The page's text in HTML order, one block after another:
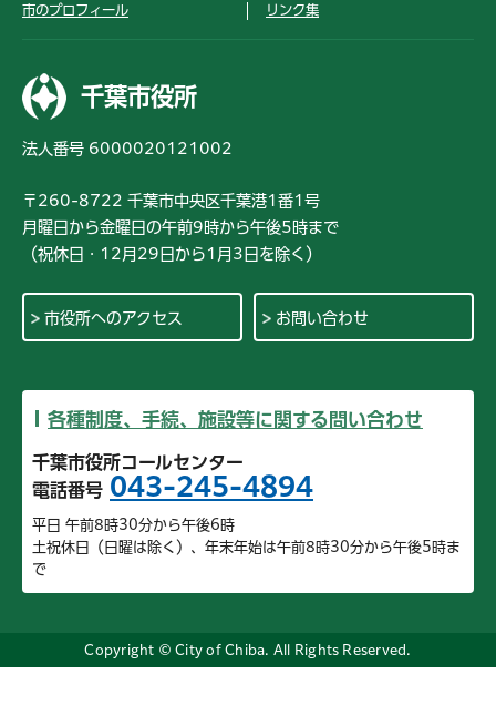
市のプロフィール リンク集
千葉市役所
法人番号 6000020121002
〒260-8722 千葉市中央区千葉港1番1号
月曜日から金曜日の午前9時から午後5時まで
（祝休日・12月29日から1月3日を除く）
市役所へのアクセス お問い合わせ
各種制度、手続、施設等に関する問い合わせ
千葉市役所コールセンター
電話番号 043-245-4894
平日 午前8時30分から午後6時
土祝休日（日曜は除く）、年末年始は午前8時30分から午後5時ま
で
Copyright © City of Chiba. All Rights Reserved.